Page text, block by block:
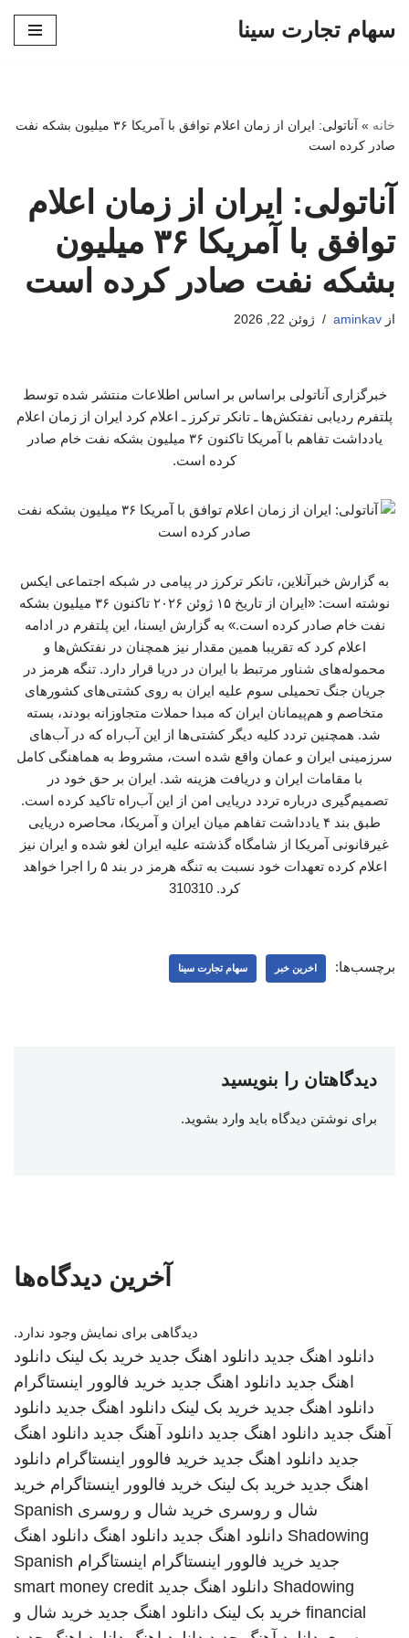
سهام تجارت سینا
خانه »
آناتولی: ایران از زمان اعلام توافق با آمریکا ۳۶ میلیون بشکه نفت
صادر کرده است
آناتولی: ایران از زمان اعلام
توافق با آمریکا ۳۶ میلیون
بشکه نفت صادر کرده است
از aminkav ژوئن 22, 2026
خبرگزاری آناتولی براساس بر اساس اطلاعات منتشر شده توسط
پلتفرم ردیابی نفتکش‌ها ـ تانکر ترکرز ـ اعلام کرد ایران از زمان اعلام
یادداشت تفاهم با آمریکا تاکنون ۳۶ میلیون بشکه نفت خام صادر
کرده است.
به گزارش خبرآنلاین، تانکر ترکرز در پیامی در شبکه اجتماعی ایکس
نوشته است: «ایران از تاریخ ۱۵ ژوئن ۲۰۲۶ تاکنون ۳۶ میلیون بشکه
نفت خام صادر کرده است.» به گزارش ایسنا، این پلتفرم در ادامه
اعلام کرد که تقریبا همین مقدار نیز همچنان در نفتکش‌ها و
محموله‌های شناور مرتبط با ایران در دریا قرار دارد. تنگه هرمز در
جریان جنگ تحمیلی سوم علیه ایران به روی کشتی‌های کشورهای
متخاصم و هم‌پیمانان ایران که مبدا حملات متجاوزانه بودند، بسته
شد. همچنین تردد کلیه دیگر کشتی‌ها از این آب‌راه که در آب‌های
سرزمینی ایران و عمان واقع شده است، مشروط به هماهنگی کامل
با مقامات ایران و دریافت هزینه شد. ایران بر حق خود در
تصمیم‌گیری درباره تردد دریایی امن از این آب‌راه تاکید کرده است.
طبق بند ۴ یادداشت تفاهم میان ایران و آمریکا، محاصره دریایی
غیرقانونی آمریکا از شامگاه گذشته علیه ایران لغو شده و ایران نیز
اعلام کرده تعهدات خود نسبت به تنگه هرمز در بند ۵ را اجرا خواهد
کرد. 310310
برچسب‌ها: اخرین خبر سهام تجارت سینا
دیدگاهتان را بنویسید
برای نوشتن دیدگاه باید وارد بشوید.
آخرین دیدگاه‌ها
دیدگاهی برای نمایش وجود ندارد.
دانلود اهنگ جدید دانلود اهنگ جدید خرید بک لینک دانلود
اهنگ جدید دانلود اهنگ جدید خرید فالوور اینستاگرام
دانلود اهنگ جدید خرید بک لینک دانلود اهنگ جدید دانلود
آهنگ جدید دانلود اهنگ جدید دانلود آهنگ جدید دانلود اهنگ
جدید دانلود اهنگ جدید خرید فالوور اینستاگرام دانلود
اهنگ جدید خرید بک لینک خرید فالوور اینستاگرام خرید
شال و روسری خرید شال و روسری Spanish
Shadowing دانلود اهنگ جدید دانلود اهنگ دانلود اهنگ
جدید خرید فالوور اینستاگرام اینستاگرام Spanish
Shadowing دانلود اهنگ جدید smart money credit
financial خرید بک لینک دانلود اهنگ جدید خرید شال و